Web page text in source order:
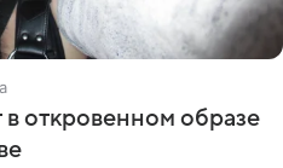
в откровенном образе